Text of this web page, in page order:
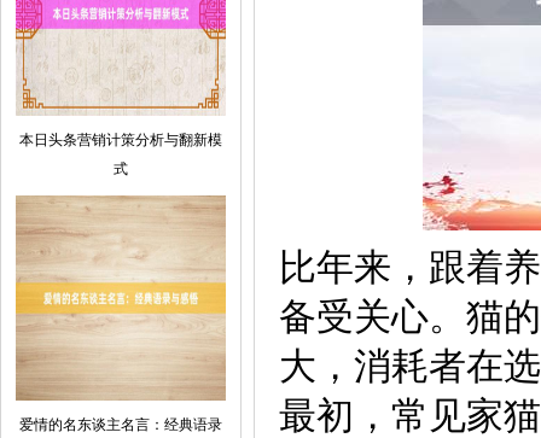
本日头条营销计策分析与翻新模
式
爱情的名东谈主名言：经典语录
比年来，跟着
备受关心。猫
大，消耗者在
最初，常见家